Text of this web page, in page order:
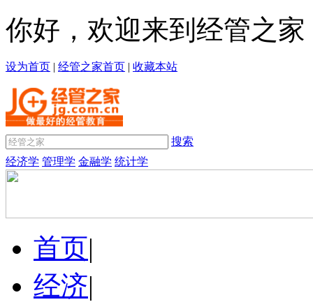
你好，欢迎来到经管之家
设为首页 | 经管之家首页 | 收藏本站
搜索
经济学 管理学 金融学 统计学
首页|
经济|